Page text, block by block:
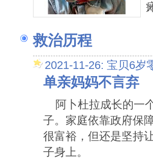
救治历程
2021-11-26: 宝贝6岁
单亲妈妈不言弃
阿卜杜拉成长的一
子。家庭依靠政府保
很富裕，但还是坚持
子身上。